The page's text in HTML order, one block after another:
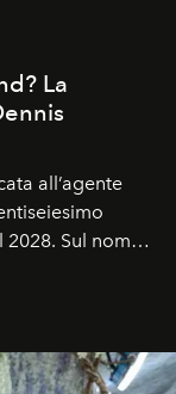
La
all’agente
Sul nome
di Daniel
riserbo.